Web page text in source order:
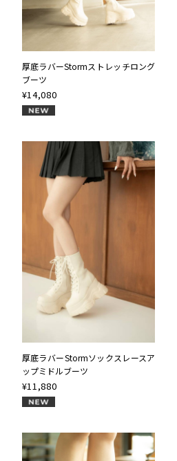
厚底ラバーStormストレッチロング
ブーツ
¥14,080
厚底ラバーStormソックスレースア
ップミドルブーツ
¥11,880